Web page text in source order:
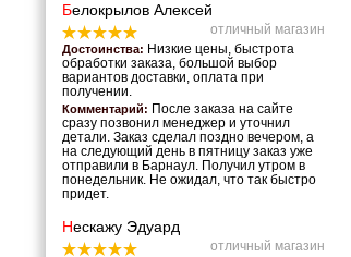
Белокрылов Алексей
отличный магазин
Достоинства: Низкие цены, быстрота
обработки заказа, большой выбор
вариантов доставки, оплата при
получении.
Комментарий: После заказа на сайте
сразу позвонил менеджер и уточнил
детали. Заказ сделал поздно вечером, а
на следующий день в пятницу заказ уже
отправили в Барнаул. Получил утром в
понедельник. Не ожидал, что так быстро
придет.
Нескажу Эдуард
отличный магазин